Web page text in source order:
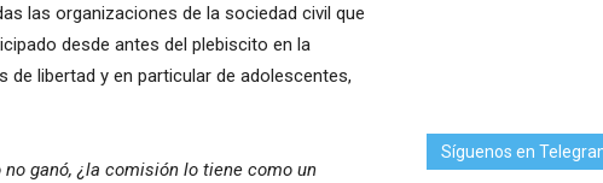
las organizaciones de la sociedad civil que
desde antes del plebiscito en la
libertad y en particular de adolescentes,
ganó, ¿la comisión lo tiene como un
Síguenos en